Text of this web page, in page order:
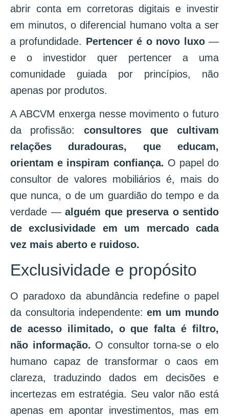
abrir conta em corretoras digitais e investir
em minutos, o diferencial humano volta a ser
a profundidade. Pertencer é o novo luxo—
e o investidor quer pertencer a uma
comunidade guiada por princípios, não
apenas por produtos.
A ABCVM enxerga nesse movimento o futuro
da profissão: consultores que cultivam
relações duradouras, que educam,
orientam e inspiram confiança. O papel do
consultor de valores mobiliários é, mais do
que nunca, o de um guardião do tempo e da
verdade — alguém que preserva o sentido
de exclusividade em um mercado cada
vez mais aberto e ruidoso.
Exclusividade e propósito
O paradoxo da abundância redefine o papel
da consultoria independente:em um mundo
de acesso ilimitado, o que falta é filtro,
não informação. O consultor torna-se o elo
humano capaz de transformar o caos em
clareza, traduzindo dados em decisões e
incertezas em estratégia. Seu valor não está
apenas em apontar investimentos, mas em